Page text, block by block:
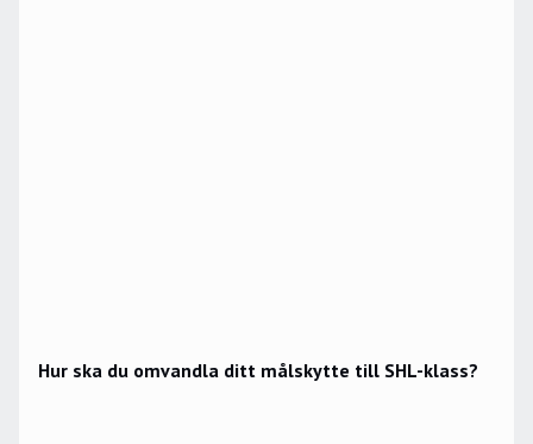
Hur ska du omvandla ditt målskytte till SHL-klass?